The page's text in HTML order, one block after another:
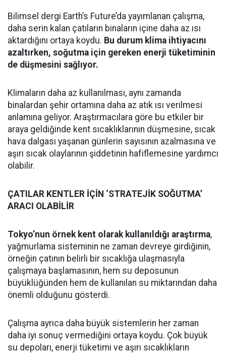
Bilimsel dergi Earth’s Future’da yayımlanan çalışma,
daha serin kalan çatıların binaların içine daha az ısı
aktardığını ortaya koydu. Bu durum klima ihtiyacını
azaltırken, soğutma için gereken enerji tüketiminin
de düşmesini sağlıyor.
Klimaların daha az kullanılması, aynı zamanda
binalardan şehir ortamına daha az atık ısı verilmesi
anlamına geliyor. Araştırmacılara göre bu etkiler bir
araya geldiğinde kent sıcaklıklarının düşmesine, sıcak
hava dalgası yaşanan günlerin sayısının azalmasına ve
aşırı sıcak olaylarının şiddetinin hafiflemesine yardımcı
olabilir.
ÇATILAR KENTLER İÇİN ‘STRATEJİK SOĞUTMA’
ARACI OLABİLİR
Tokyo’nun örnek kent olarak kullanıldığı araştırma,
yağmurlama sisteminin ne zaman devreye girdiğinin,
örneğin çatının belirli bir sıcaklığa ulaşmasıyla
çalışmaya başlamasının, hem su deposunun
büyüklüğünden hem de kullanılan su miktarından daha
önemli olduğunu gösterdi.
Çalışma ayrıca daha büyük sistemlerin her zaman
daha iyi sonuç vermediğini ortaya koydu. Çok büyük
su depoları, enerji tüketimi ve aşırı sıcaklıkların